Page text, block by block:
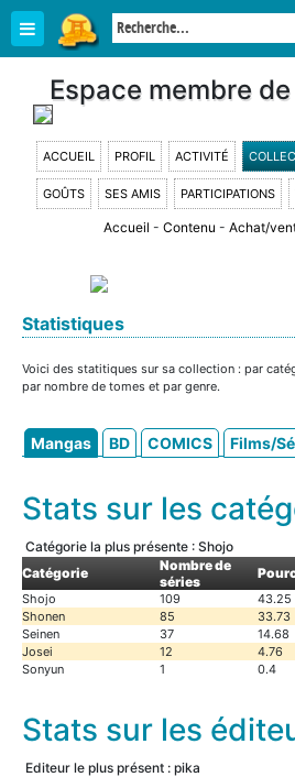
Espace membre
ACCUEIL PROFIL ACTIVITÉ
GOÛTS SES AMIS PARTICIPATIONS
Accueil - Contenu - Achat/
Statistiques
Voici des statitiques sur sa collection : par
par nombre de tomes et par genre.
Mangas BD COMICS Films/
Stats sur les
Catégorie la plus présente : Shojo
Catégorie
Nombre de
séries
Shojo 109 43.25
Shonen
85 33.73
Seinen
37 14.68
Josei
12 4.76
Sonyun
1 0.4
Stats sur les
Editeur le plus présent : pika